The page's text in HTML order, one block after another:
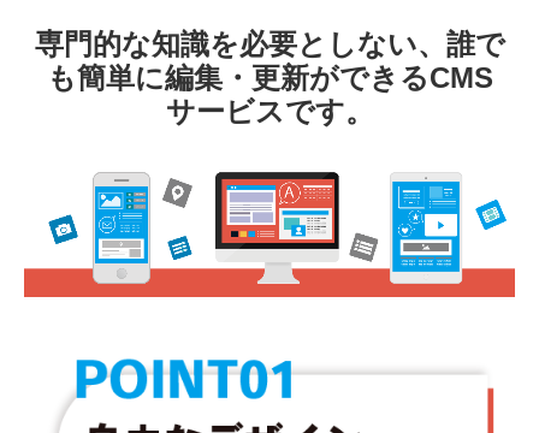
専門的な知識を必要としない、誰で
も簡単に編集・更新ができるCMS
サービスです。